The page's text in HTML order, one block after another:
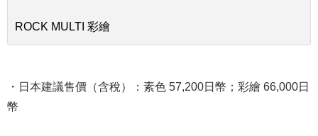
ROCK MULTI 彩繪
・日本建議售價（含稅）：素色 57,200日幣；彩繪 66,000日
幣